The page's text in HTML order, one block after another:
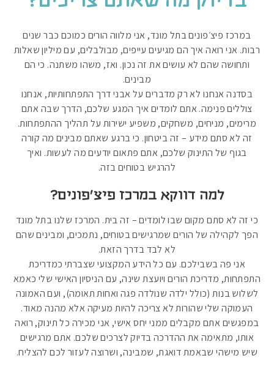
במרכז פיצ׳פונים בתל מונד, אני מלווה הורים כמוכם כבר שנים
רבות. אני רואה איך הם מגיעים עייפים, מבולבלים, עם מיליון שאלות
ותחושה שהם לא עושים את זה נכון. ואז, משהו משתנה. כי הם
מבינים.
בסדנה אנחנו לא רק מדברים על אבני דרך התפתחותיות, אנחנו
צוללים פנימה. אתם לומדים איך המגע שלכם, הדרך שבה אתם
מרימים, מניחים, משחקים, משפיע ישירות על תהליך ההתפתחות.
זה לא סתם מידע – זה ביטחון. כי ברגע שאתם מבינים מה קורה
בגוף של התינוק שלכם, אתם פתאום יודעים מה לעשות. ואיך
להרגיש בטוחים בזה.
למה דווקא במרכז פיצ׳פונים?
כי זה לא סתם מקום שבו לומדים – זה בית. המרכז שלנו בתל מונד
הפך לקהילה של הורים שמרגישים בטוחים, נתמכים, ומבינים שהם
לא לבד בדרך הזאת.
אני פה בשבילכם. עם כל הידע המקצועי שצברתי כמדריכת
התפתחות, מדריכת הורים ויועצת שינה, עם הניסיון האישי שלי כאמא
לשלוש בנות (כולל ילדה שנולדה פגה ואחות תאומה), ועם האמונה
העמוקה שלי שהורות לא צריכה להיות מעיקה אלא מהנה מאוד.
במפגשים אתם מקבלים ממני יחס אישי, אני מכירה כל תינוק, רואה
אותו, מתאימה את ההדרכה בדיוק לצרכים שלכם. אתם מרגישים
שיש מישהי שבאמת דואגת, שמבינה, ושרוצה לעזור לכם להצליח.